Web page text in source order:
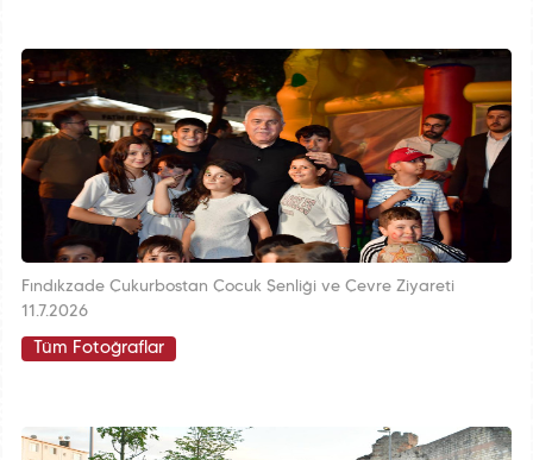
Fındıkzade Çukurbostan Çocuk Şenliği ve Çevre Ziyareti
11.7.2026
Tüm Fotoğraflar